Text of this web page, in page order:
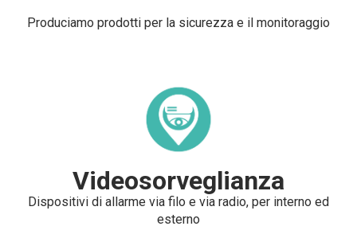
Produciamo prodotti per la sicurezza e il monitoraggio
Videosorveglianza
Dispositivi di allarme via filo e via radio, per interno ed
esterno